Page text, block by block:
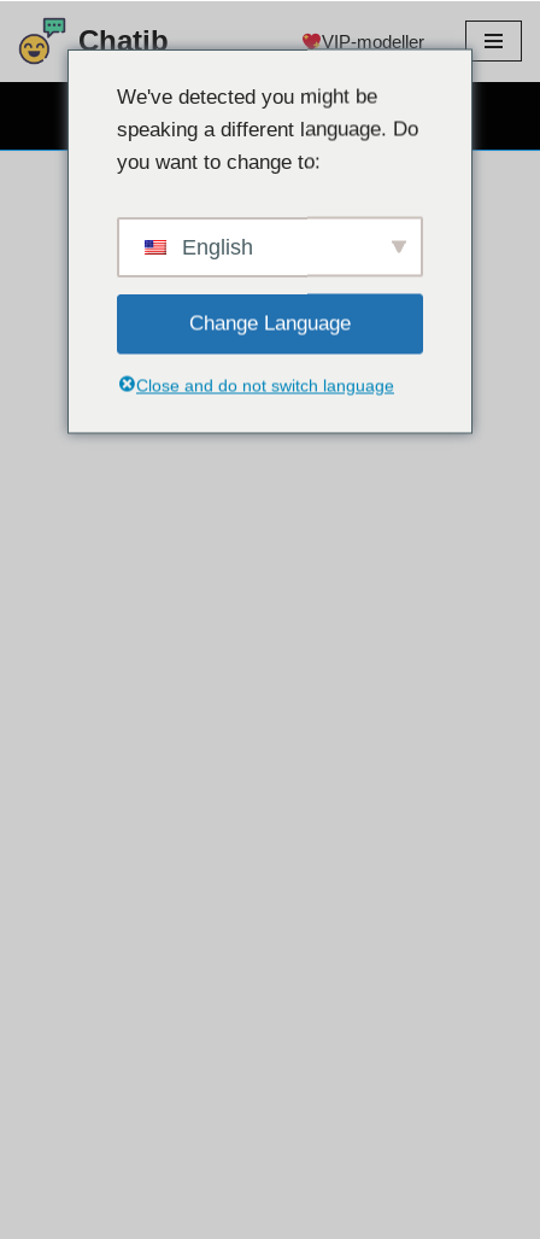
Hopp
Chatib VIP-modeller
GRATIS WEBCAM CHAT
We've detected you might be
speaking a different language. Do
you want to change to:
English
Change Language
Close and do not switch language